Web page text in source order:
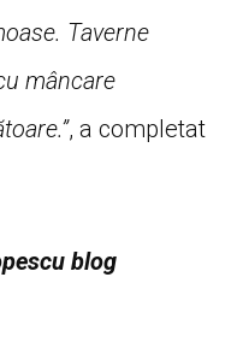
Taverne
mâncare
, a completat
blog